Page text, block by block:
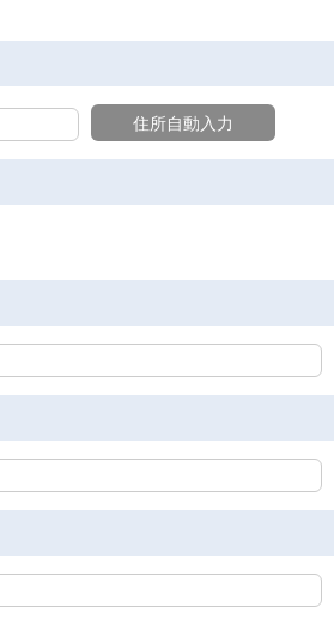
住所自動入力